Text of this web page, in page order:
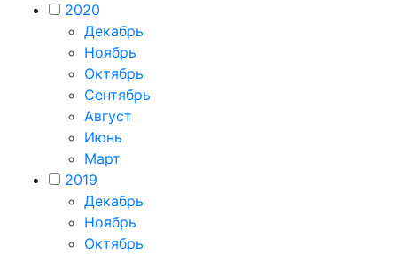
2020
Декабрь
Ноябрь
Октябрь
Сентябрь
Август
Июнь
Март
2019
Декабрь
Ноябрь
Октябрь